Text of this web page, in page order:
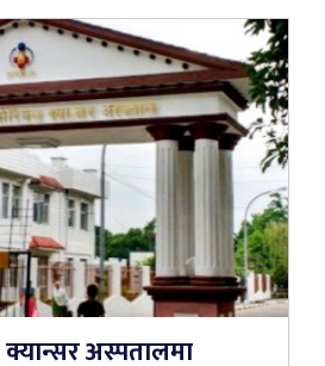
क्यान्सर अस्पतालमा